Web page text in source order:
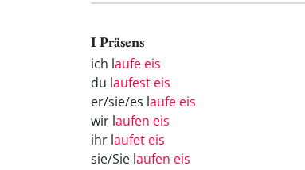
I Präsens
ich laufe eis
du laufest eis
er/sie/es laufe eis
wir laufen eis
ihr laufet eis
sie/Sie laufen eis